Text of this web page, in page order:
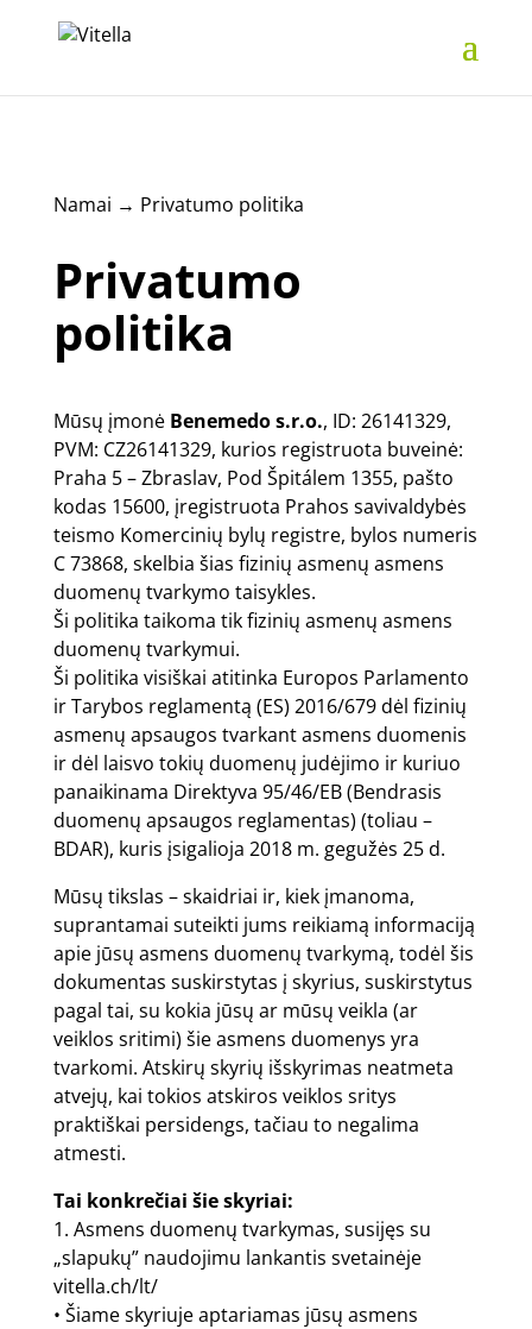
Namai → Privatumo politika
Privatumo
politika
Mūsų įmonė Benemedo s.r.o., ID: 26141329,
PVM: CZ26141329, kurios registruota buveinė:
Praha 5 – Zbraslav, Pod Špitálem 1355, pašto
kodas 15600, įregistruota Prahos savivaldybės
teismo Komercinių bylų registre, bylos numeris
C 73868, skelbia šias fizinių asmenų asmens
duomenų tvarkymo taisykles.
Ši politika taikoma tik fizinių asmenų asmens
duomenų tvarkymui.
Ši politika visiškai atitinka Europos Parlamento
ir Tarybos reglamentą (ES) 2016/679 dėl fizinių
asmenų apsaugos tvarkant asmens duomenis
ir dėl laisvo tokių duomenų judėjimo ir kuriuo
panaikinama Direktyva 95/46/EB (Bendrasis
duomenų apsaugos reglamentas) (toliau –
BDAR), kuris įsigalioja 2018 m. gegužės 25 d.
Mūsų tikslas – skaidriai ir, kiek įmanoma,
suprantamai suteikti jums reikiamą informaciją
apie jūsų asmens duomenų tvarkymą, todėl šis
dokumentas suskirstytas į skyrius, suskirstytus
pagal tai, su kokia jūsų ar mūsų veikla (ar
veiklos sritimi) šie asmens duomenys yra
tvarkomi. Atskirų skyrių išskyrimas neatmeta
atvejų, kai tokios atskiros veiklos sritys
praktiškai persidengs, tačiau to negalima
atmesti.
Tai konkrečiai šie skyriai:
1. Asmens duomenų tvarkymas, susijęs su
„slapukų” naudojimu lankantis svetainėje
vitella.ch/lt/
• Šiame skyriuje aptariamas jūsų asmens